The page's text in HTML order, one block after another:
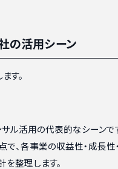
の活用シーン
す。
ル活用の代表的なシーンで
で、各事業の収益性・成長性
を整理します。